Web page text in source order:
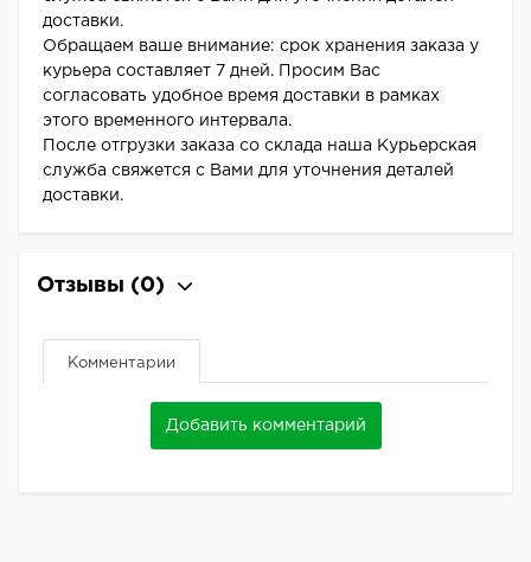
доставки.
Обращаем ваше внимание: срок хранения заказа у
курьера составляет 7 дней. Просим Вас
согласовать удобное время доставки в рамках
этого временного интервала.
После отгрузки заказа со склада наша Курьерская
служба свяжется с Вами для уточнения деталей
доставки.
Отзывы (0)
Комментарии
Добавить комментарий